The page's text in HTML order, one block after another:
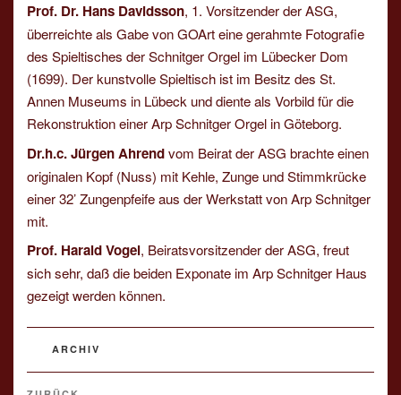
Prof. Dr. Hans Davidsson, 1. Vorsitzender der ASG,
überreichte als Gabe von GOArt eine gerahmte Fotografie
des Spieltisches der Schnitger Orgel im Lübecker Dom
(1699). Der kunstvolle Spieltisch ist im Besitz des St.
Annen Museums in Lübeck und diente als Vorbild für die
Rekonstruktion einer Arp Schnitger Orgel in Göteborg.
Dr.h.c. Jürgen Ahrendvom Beirat der ASG brachte einen
originalen Kopf (Nuss) mit Kehle, Zunge und Stimmkrücke
einer 32’ Zungenpfeife aus der Werkstatt von Arp Schnitger
mit.
Prof. Harald Vogel, Beiratsvorsitzender der ASG, freut
sich sehr, daß die beiden Exponate im Arp Schnitger Haus
gezeigt werden können.
KATEGORIEN
ARCHIV